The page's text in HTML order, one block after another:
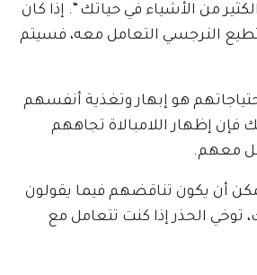
من الأشياء في حياتك “. إذا كان
النرجسي التعامل معه، فسيتم
هو إبهار وتغذية أنفسهم
فإن إظهار اللامبالاة تجاههم
معهم.
أن يكون تناقضهم فيما يقولون
توخي الحذر إذا كنت تتعامل مع